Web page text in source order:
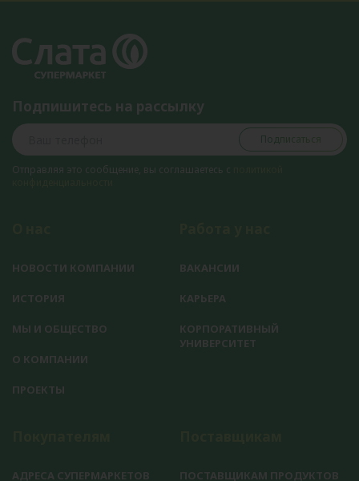
Подпишитесь на рассылку
Подписаться
Отправляя это сообщение, вы соглашаетесь с
НОВОСТИ КОМПАНИИ
ИСТОРИЯ
МЫ И ОБЩЕСТВО
О КОМПАНИИ
ПРОЕКТЫ
ВАКАНСИИ
КАРЬЕРА
КОРПОРАТИВНЫЙ
УНИВЕРСИТЕТ
АДРЕСА СУПЕРМАРКЕТОВ ПОСТАВЩИКАМ ПРОДУКТОВ